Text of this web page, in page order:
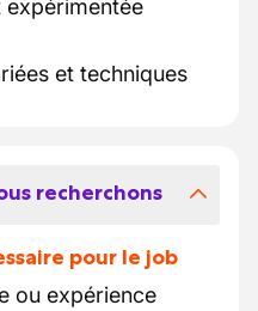
expérimentée
et techniques
recherchons
pour le job
ou expérience